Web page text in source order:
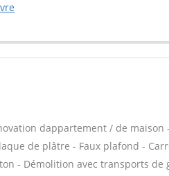
dappartement / de maison
de plâtre - Faux plafond -
- Démolition avec transports de